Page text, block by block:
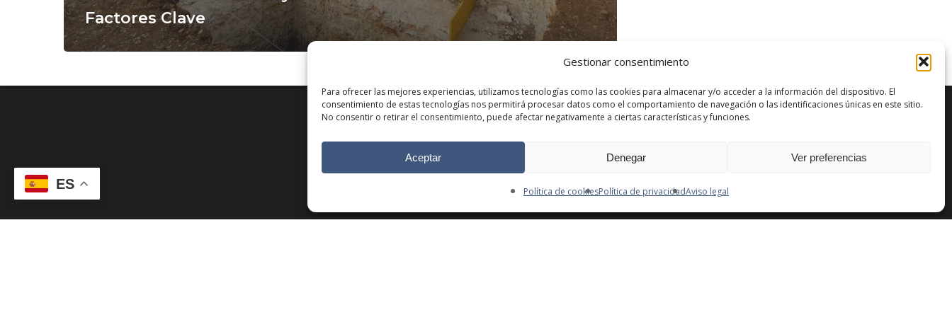
Gestionar consentimiento
Para ofrecer las mejores experiencias, utilizamos tecnologías como las cookies para almacenar y/o acceder a la información del dispositivo. El
consentimiento de estas tecnologías nos permitirá procesar datos como el comportamiento de navegación o las identificaciones únicas en este sitio.
No consentir o retirar el consentimiento, puede afectar negativamente a ciertas características y funciones.
Aceptar Denegar Ver preferencias
Política de cookiesPolítica de privacidadAviso legal
Factores Clave
© 2026 Comarq - Obra y servicio. | Diseño web
facebookinstagram
ES